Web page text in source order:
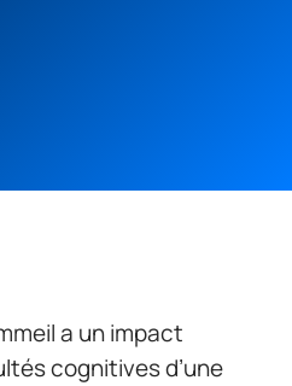
a un impact
cognitives d’une